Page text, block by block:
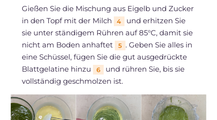
Gießen Sie die Mischung aus Eigelb und Zucker
in den Topf mit der Milch
4
und erhitzen Sie
sie unter ständigem Rühren auf 85°C, damit sie
nicht am Boden anhaftet
5 . Geben Sie alles in
eine Schüssel, fügen Sie die gut ausgedrückte
Blattgelatine hinzu
6
und rühren Sie, bis sie
vollständig geschmolzen ist.